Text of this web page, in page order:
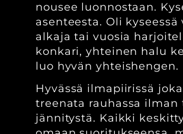
nousee luonnostaan.
asenteesta. Oli kyseessä
alkaja tai vuosia
konkari, yhteinen halu
luo hyvän yhteishengen.
Hyvässä ilmapiirissä
treenata rauhassa ilman
jännitystä. Kaikki